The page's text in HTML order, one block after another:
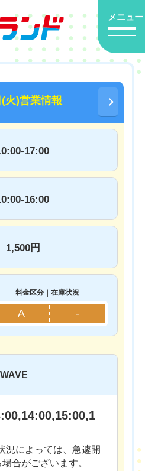
メニュー
火)営業情報
17:00
16:00
1,500円
料金区分｜在庫状況
A -
況によっては、急遽開
合がございます。